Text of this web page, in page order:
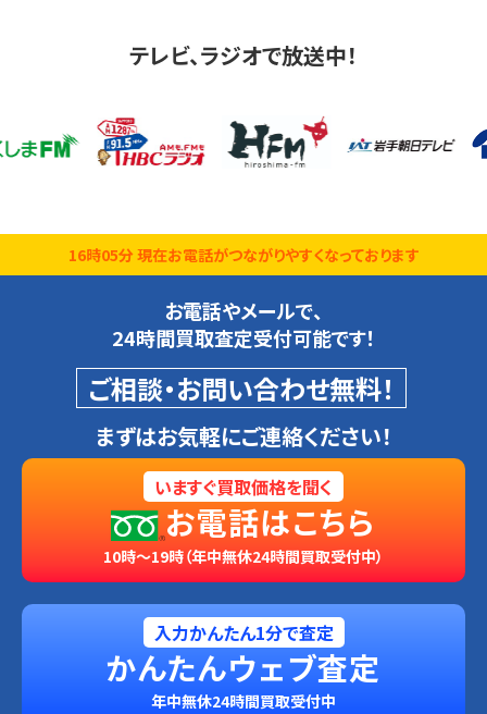
テレビ、ラジオで放送中！
16時05分 現在お電話がつながりやすくなっております
お電話やメールで、
24時間買取査定受付可能です！
ご相談・お問い合わせ無料！
まずはお気軽にご連絡ください！
いますぐ買取価格を聞く
お電話はこちら
10時～19時（年中無休24時間買取受付中）
入力かんたん1分で査定
かんたんウェブ査定
年中無休24時間買取受付中